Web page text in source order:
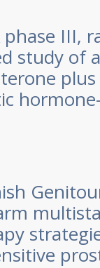
phase III,
study of